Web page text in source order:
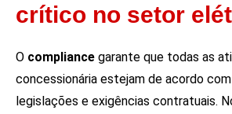
crítico no setor
O compliance garante que todas as
concessionária estejam de acordo
legislações e exigências contratuais.